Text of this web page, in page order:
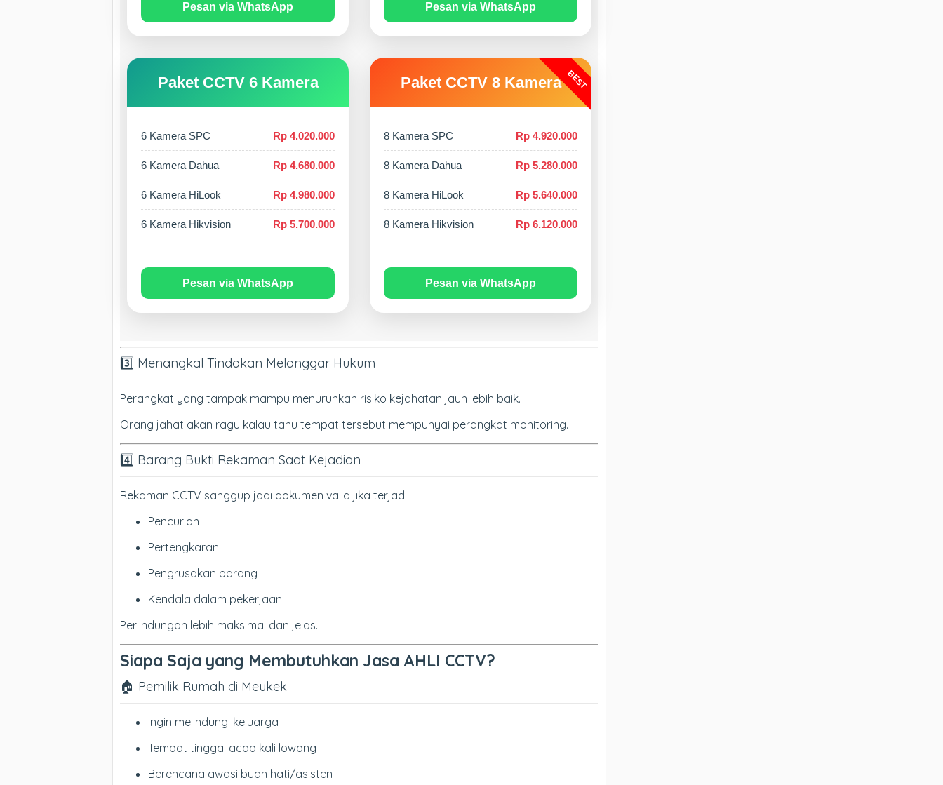
Pesan via WhatsApp Pesan via WhatsApp
Paket CCTV 6 Kamera
6 Kamera SPC Rp 4.020.000
6 Kamera Dahua Rp 4.680.000
6 Kamera HiLook Rp 4.980.000
6 Kamera Hikvision Rp 5.700.000
Pesan via WhatsApp
BEST
Paket CCTV 8 Kamera
8 Kamera SPC Rp 4.920.000
8 Kamera Dahua Rp 5.280.000
8 Kamera HiLook Rp 5.640.000
8 Kamera Hikvision Rp 6.120.000
Pesan via WhatsApp
3️⃣ Menangkal Tindakan Melanggar Hukum
Perangkat yang tampak mampu menurunkan risiko kejahatan jauh lebih baik.
Orang jahat akan ragu kalau tahu tempat tersebut mempunyai perangkat monitoring.
4️⃣ Barang Bukti Rekaman Saat Kejadian
Rekaman CCTV sanggup jadi dokumen valid jika terjadi:
Pencurian
Pertengkaran
Pengrusakan barang
Kendala dalam pekerjaan
Perlindungan lebih maksimal dan jelas.
Siapa Saja yang Membutuhkan Jasa AHLI CCTV?
🏠 Pemilik Rumah di Meukek
Ingin melindungi keluarga
Tempat tinggal acap kali lowong
Berencana awasi buah hati/asisten